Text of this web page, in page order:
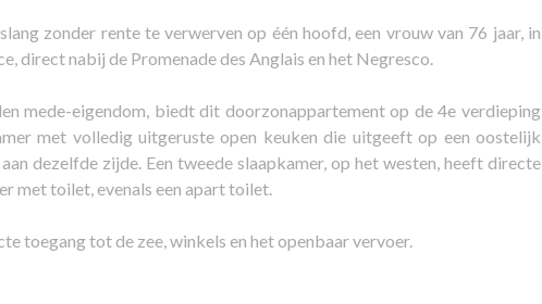
zonder rente te verwerven op één hoofd, een vrouw van 76 jaar, in
direct nabij de Promenade des Anglais en het Negresco.
mede-eigendom, biedt dit doorzonappartement op de 4e verdieping
met volledig uitgeruste open keuken die uitgeeft op een oostelijk
dezelfde zijde. Een tweede slaapkamer, op het westen, heeft directe
met toilet, evenals een apart toilet.
toegang tot de zee, winkels en het openbaar vervoer.